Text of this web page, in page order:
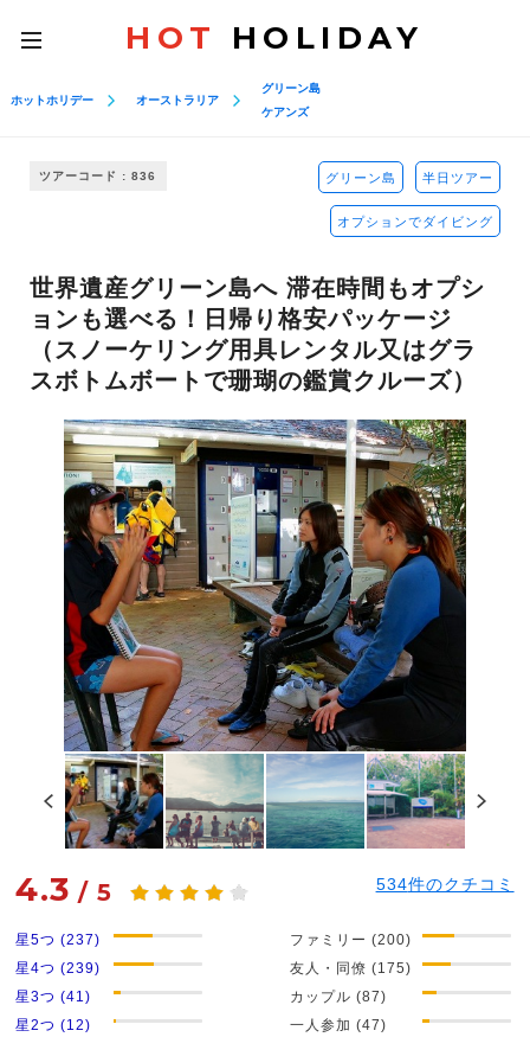
toggle
navigation
HOT HOLIDAY
ホットホリデー オーストラリア
グリーン島
ケアンズ
ツアーコード : 836 グリーン島 半日ツアー
オプションでダイビング
世界遺産グリーン島へ 滞在時間もオプシ
ョンも選べる！日帰り格安パッケージ
（スノーケリング用具レンタル又はグラ
スボトムボートで珊瑚の鑑賞クルーズ）
4.3 /5 534件のクチコミ
星5つ (237)
星4つ (239)
星3つ (41)
星2つ (12)
ファミリー (200)
友人・同僚 (175)
カップル (87)
一人参加 (47)